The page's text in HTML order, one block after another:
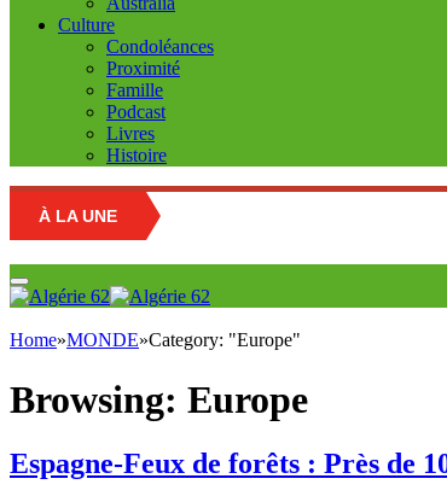
Culture
Condoléances
Proximité
Famille
Podcast
Livres
Histoire
À LA UNE
Home»MONDE»Category: "Europe"
Browsing: Europe
Espagne-Feux de forêts : Près de